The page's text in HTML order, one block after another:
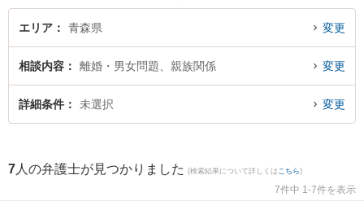
婚・男女問題に関係する財産分与や養育費、親権等の細かな分野での絞り込み
検索もでき便利です。特に雪のまち法律事務所の三上 大介弁護士や安藤法律事
生した親族関係による離婚問題のトラブルを今すぐに弁護士に相談したい』
『親族関係による離婚問題のトラブル解決の実績豊富な近くの弁護士を検索し
たい』『初回相談無料で親族関係による離婚問題を法律相談できる青森県内の
エリア 青森県 変更
相談内容 離婚・男女問題、親族関係 変更
詳細条件 未選択 変更
7 人の弁護士が見つかりました (検索結果について詳しくは こちら)
7件中 1-7件を表示